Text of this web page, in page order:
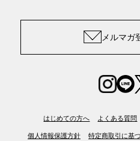
メルマガ
はじめての方へ よくある質問
個人情報保護方針 特定商取引に基